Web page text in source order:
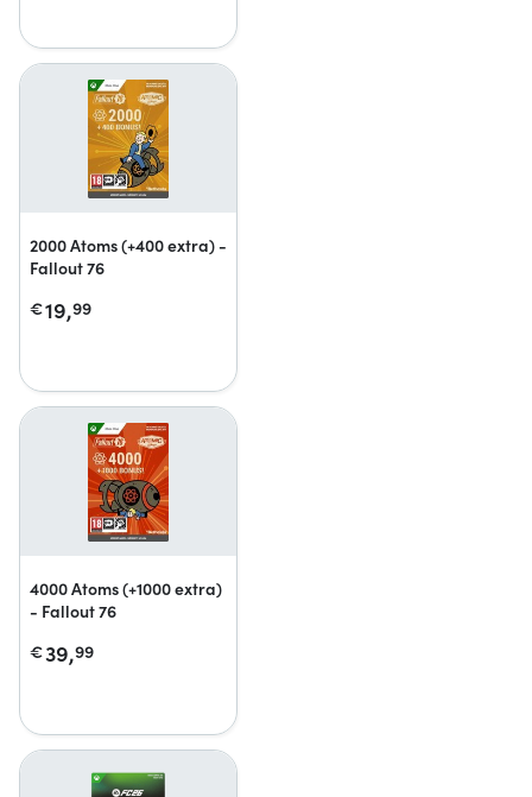
2000 Atoms (+400 extra) -
Fallout 76
€19,99
4000 Atoms (+1000 extra)
- Fallout 76
€39,99